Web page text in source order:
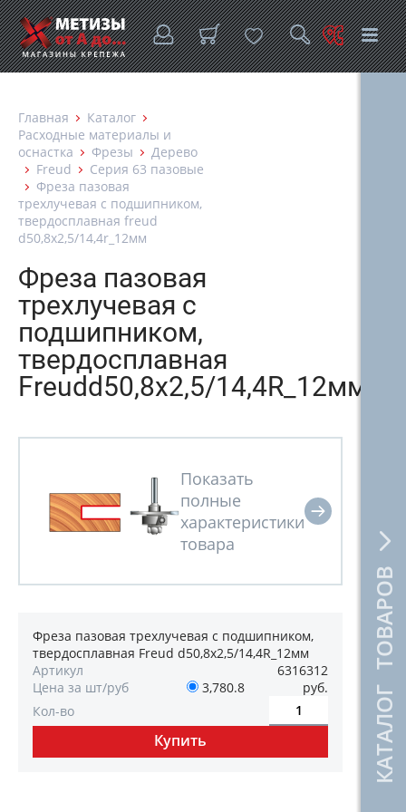
КАТАЛОГ ТОВАРОВ
Главная
Каталог
Расходные материалы и
оснастка
Фрезы
Дерево
Freud
Серия 63 пазовые
Фреза пазовая
трехлучевая с подшипником,
твердосплавная freud
d50,8х2,5/14,4r_12мм
Фреза пазовая
трехлучевая с
подшипником,
твердосплавная
Freudd50,8х2,5/14,4R_12мм
Фреза пазовая трехлучевая с подшипником,
твердосплавная Freud d50,8х2,5/14,4R_12мм
Артикул
6316312
Цена за шт/руб
3,780.8
руб.
Кол-во